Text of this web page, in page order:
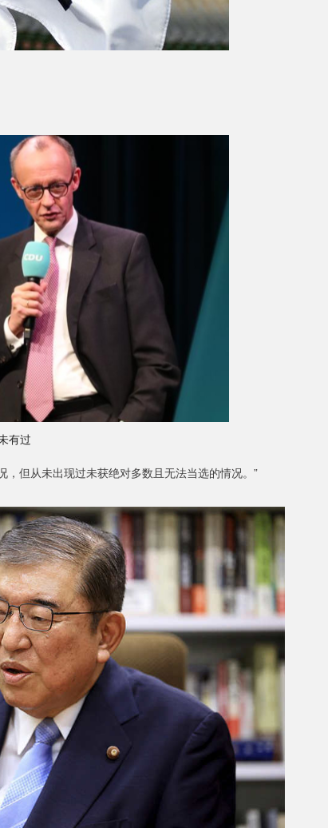
有过
但从未出现过未获绝对多数且无法当选的情况。”